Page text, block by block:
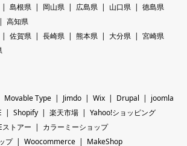
島根県 岡山県 広島県 山口県
徳島県
高知県
佐賀県 長崎県 熊本県 大分県
宮崎県
Movable Type Jimdo Wix Drupal
joomla
Shopify 楽天市場
Yahoo!ショッピング
ストアー
カラーミーショップ
プ
Woocommerce MakeShop